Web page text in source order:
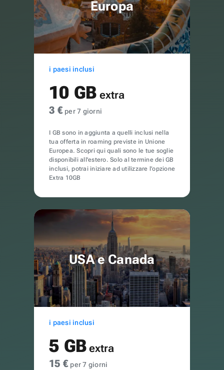
Europa
i paesi inclusi
10 GB extra
3 €per 7 giorni
I GB sono in aggiunta a quelli inclusi nella
tua offerta in roaming previste in Unione
Europea. Scopri qui quali sono le tue soglie
disponibili all'estero. Solo al termine dei GB
inclusi, potrai iniziare ad utilizzare l’opzione
Extra 10GB
USA e Canada
i paesi inclusi
5 GB extra
15 € per 7 giorni